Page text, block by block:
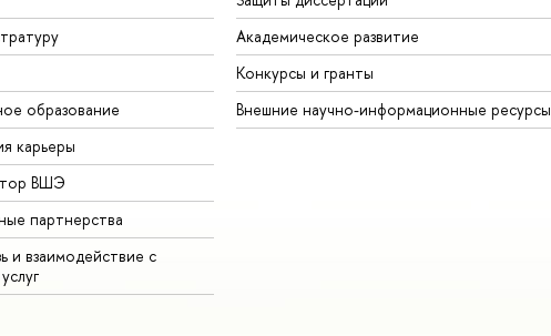
образование
карьеры
ВШЭ
партнерства
и взаимодействие с
Академическое развитие
Конкурсы и гранты
Внешние научно-информационные ресурсы